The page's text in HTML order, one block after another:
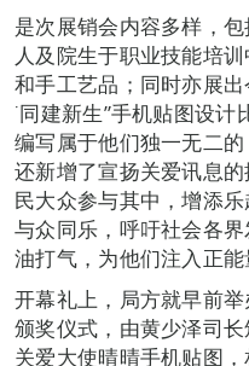
是次展销会内容多样，
人及院生于职业技能培
和手工艺品；同时亦展
˙同建新生”手机贴图设
编写属于他们独一无二
还新增了宣扬关爱讯息
民大众参与其中，增添
与众同乐，呼吁社会各
油打气，为他们注入正能
开幕礼上，局方就早前
颁奖仪式，由黄少泽司
关爱大使晴晴手机贴图